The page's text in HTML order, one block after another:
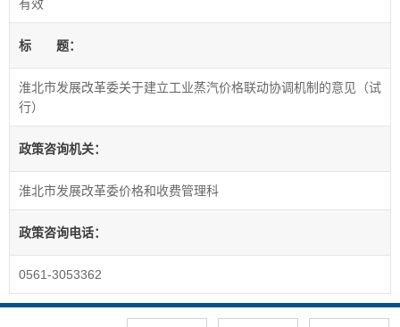
有效
标 题：
淮北市发展改革委关于建立工业蒸汽价格联动协调机制的意见（试
行）
政策咨询机关：
淮北市发展改革委价格和收费管理科
政策咨询电话：
0561-3053362